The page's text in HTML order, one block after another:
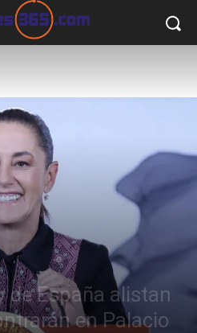
de España alistan
en Palacio